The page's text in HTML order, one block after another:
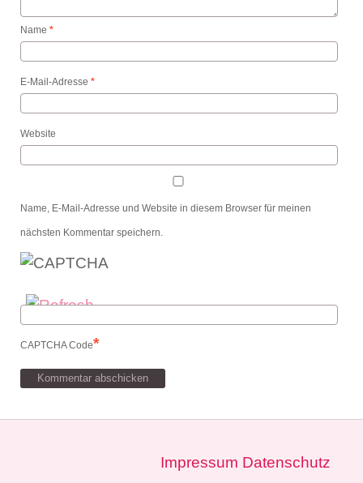
Name *
E-Mail-Adresse *
Website
Name, E-Mail-Adresse und Website in diesem Browser für meinen
nächsten Kommentar speichern.
CAPTCHA Code*
Impressum Datenschutz